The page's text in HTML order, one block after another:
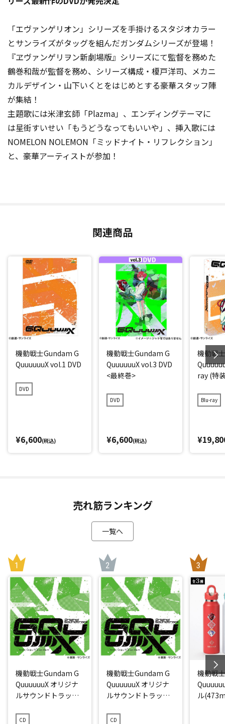
「エヴァンゲリオン」シリーズを手掛けるスタジオカラー
とサンライズがタッグを組んだガンダムシリーズが登場！
『ヱヴァンゲリヲン新劇場版』シリーズにて監督を務めた
鶴巻和哉が監督を務め、シリーズ構成・榎戸洋司、メカニ
カルデザイン・山下いくとをはじめとする豪華スタッフ陣
が集結！
主題歌には米津玄師「Plazma」、エンディングテーマに
は星街すいせい「もうどうなってもいいや」、挿入歌には
NOMELON NOLEMON「ミッドナイト・リフレクション」
と、豪華アーティストが参加！
関連商品
機動戦士Gundam G
QuuuuuuX vol.1 DVD
DVD
¥6,600(税込)
機動戦士Gundam G
QuuuuuuX vol.3 DVD
<最終巻>
DVD
¥6,600(税込)
機動戦
ray (特
Blu-ray
売れ筋ランキング
一覧へ
機動戦士Gundam G
QuuuuuuX オリジナ
ルサウンドトラック
CD
機動戦士Gundam G
QuuuuuuX オリジナ
ルサウンドトラック
CD
機動戦
ル